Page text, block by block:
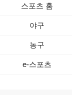
스포츠 홈
야구
농구
e-스포츠